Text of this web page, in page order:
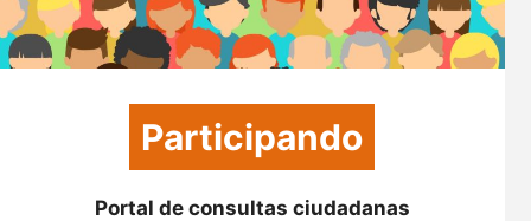
Participando
Portal de consultas ciudadanas